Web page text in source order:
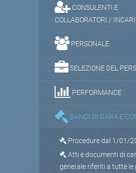
CONSULENTI E
COLLABORATORI /
PERSONALE
SELEZIONE DEL
PERFORMANCE
BANDI DI GARA E
Procedure dal 1/01/
Atti e documenti di
generale riferiti a tutte le